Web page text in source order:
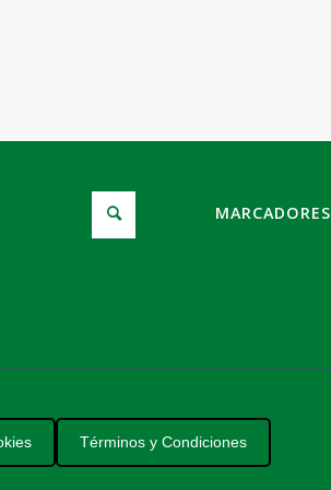
MARCADORES
Términos y Condiciones